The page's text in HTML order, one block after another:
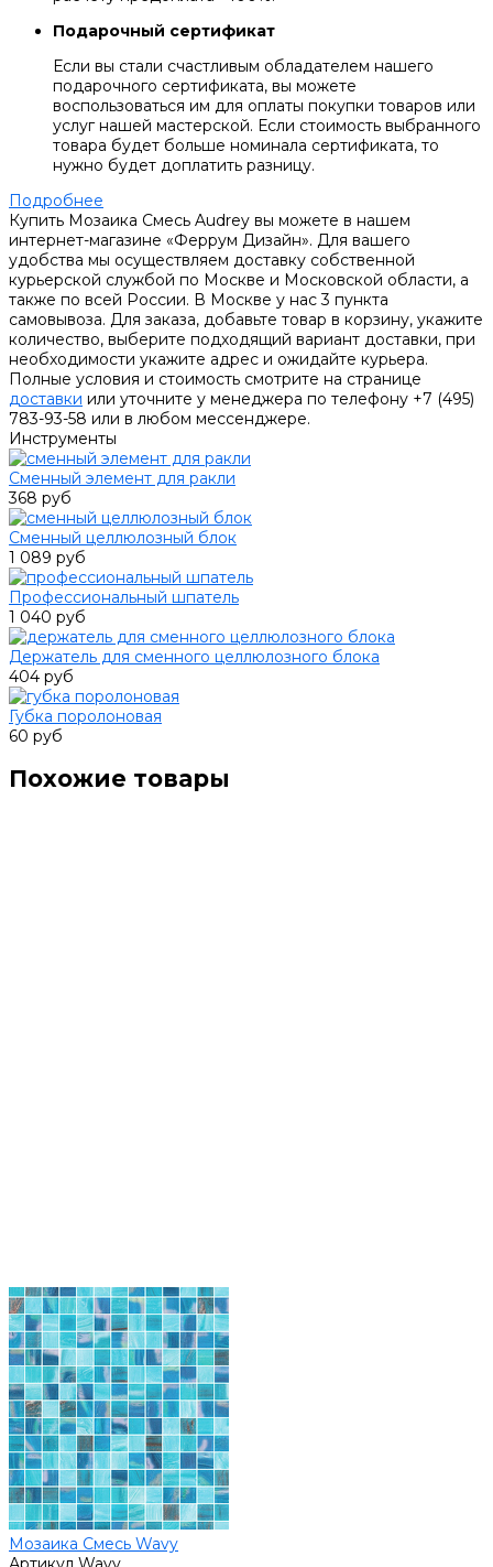
Подарочный сертификат
Если вы стали счастливым обладателем нашего
подарочного сертификата, вы можете
воспользоваться им для оплаты покупки товаров или
услуг нашей мастерской. Если стоимость выбранного
товара будет больше номинала сертификата, то
нужно будет доплатить разницу.
Подробнее
Купить Мозаика Смесь Audrey вы можете в нашем
интернет-магазине «Феррум Дизайн». Для вашего
удобства мы осуществляем доставку собственной
курьерской службой по Москве и Московской области, а
также по всей России. В Москве у нас 3 пункта
самовывоза. Для заказа, добавьте товар в корзину, укажите
количество, выберите подходящий вариант доставки, при
необходимости укажите адрес и ожидайте курьера.
Полные условия и стоимость смотрите на странице
доставки или уточните у менеджера по телефону +7 (495)
783-93-58 или в любом мессенджере.
Инструменты
Сменный элемент для ракли
368 руб
Сменный целлюлозный блок
1 089 руб
Профессиональный шпатель
1 040 руб
Держатель для сменного целлюлозного блока
404 руб
Губка поролоновая
60 руб
Похожие товары
Мозаика Смесь Wavy